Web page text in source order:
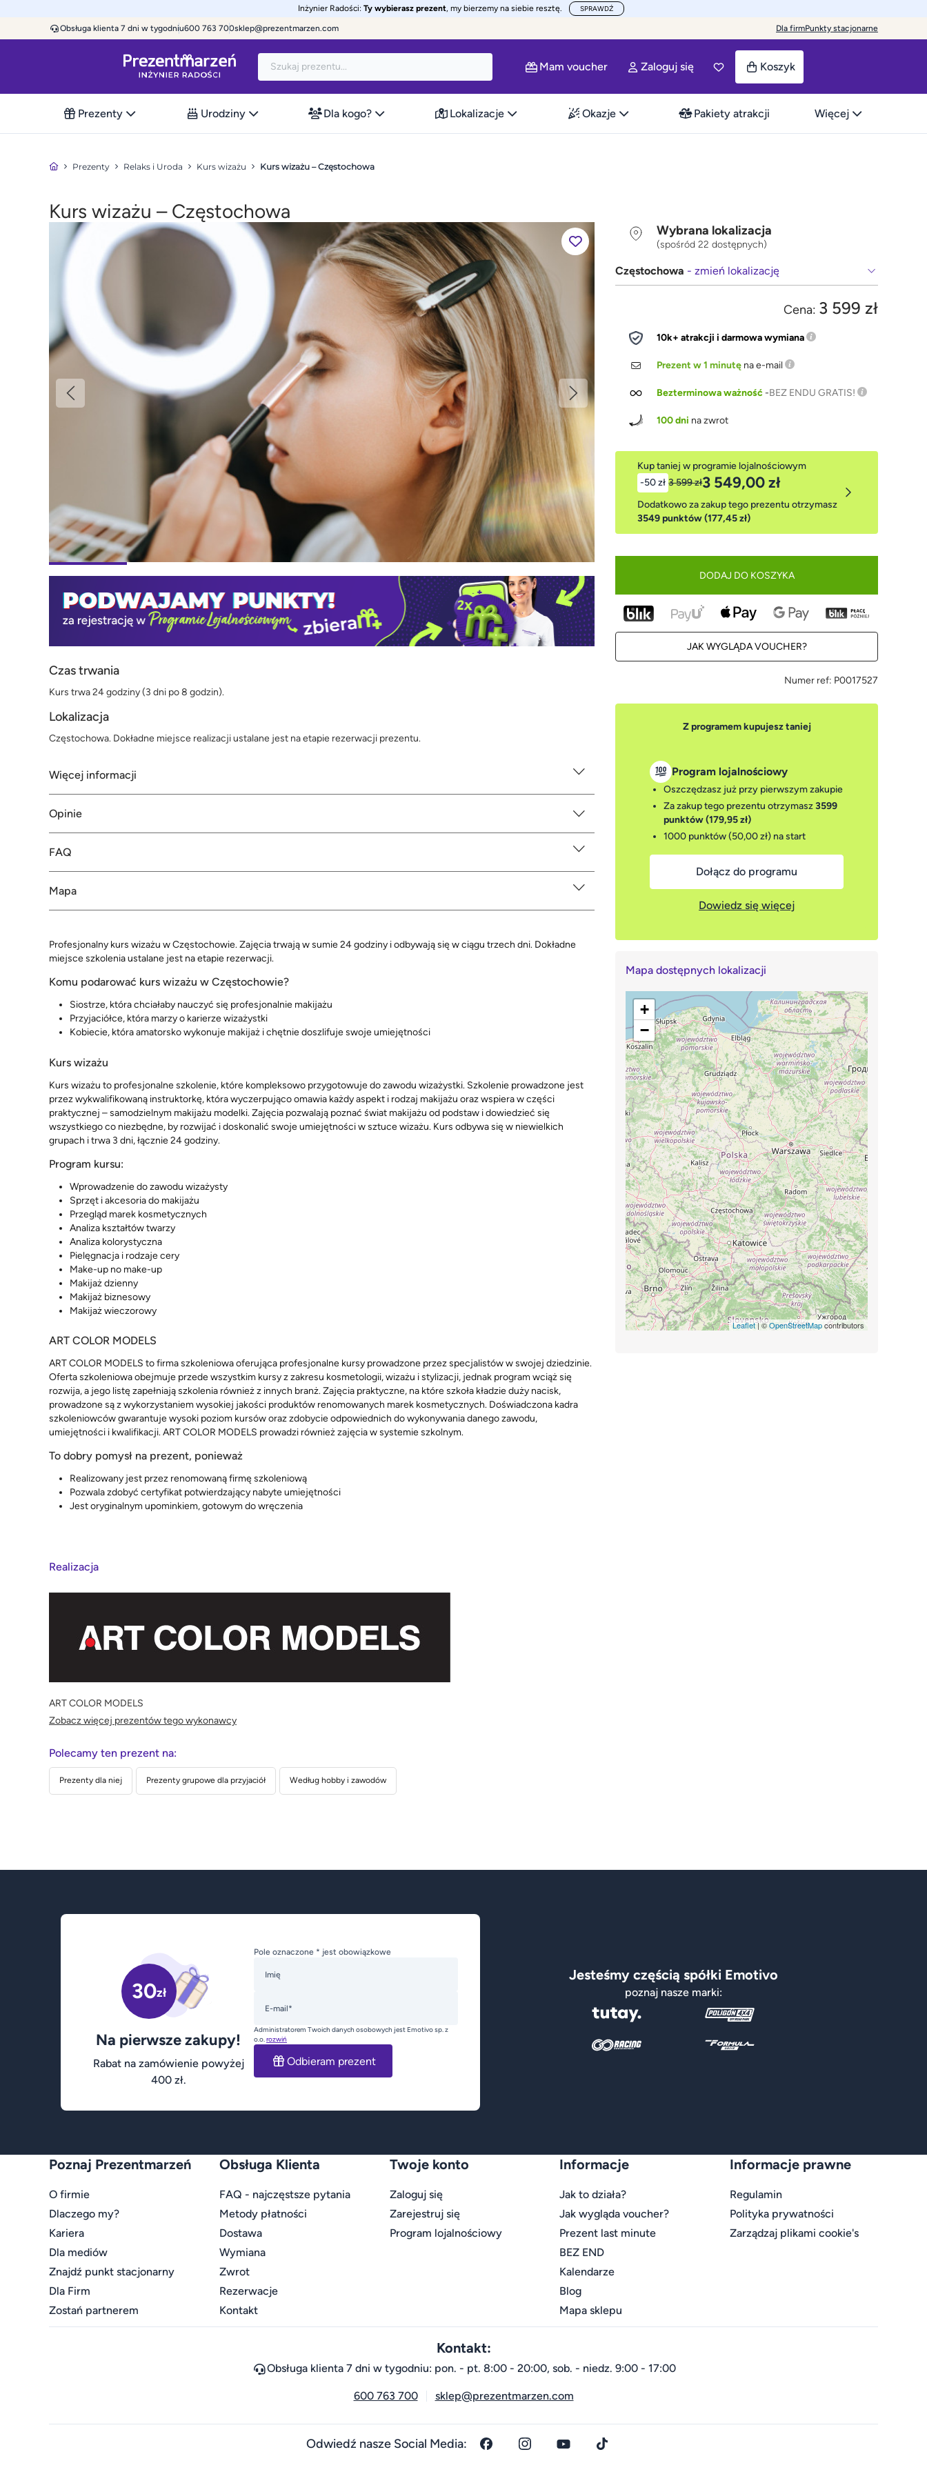
Inżynier Radości: Ty wybierasz prezent, my bierzemy na siebie resztę. SPRAWDŹ
Obsługa klienta 7 dni w tygodniu600 763 700sklep@prezentmarzen.com Dla firmPunkty stacjonarne
Mam voucher Zaloguj się Koszyk
Prezenty Urodziny Dla kogo? Lokalizacje Okazje Pakiety atrakcji Więcej
Prezenty Relaks i Uroda Kurs wizażu Kurs wizażu – Częstochowa
Kurs wizażu – Częstochowa
Czas trwania
Kurs trwa 24 godziny (3 dni po 8 godzin).
Lokalizacja
Częstochowa. Dokładne miejsce realizacji ustalane jest na etapie rezerwacji prezentu.
Więcej informacji
Opinie
FAQ
Mapa
Profesjonalny kurs wizażu w Częstochowie. Zajęcia trwają w sumie 24 godziny i odbywają się w ciągu trzech dni. Dokładne
miejsce szkolenia ustalane jest na etapie rezerwacji.
Komu podarować kurs wizażu w Częstochowie?
Siostrze, która chciałaby nauczyć się profesjonalnie makijażu
Przyjaciółce, która marzy o karierze wizażystki
Kobiecie, która amatorsko wykonuje makijaż i chętnie doszlifuje swoje umiejętności
Kurs wizażu
Kurs wizażu to profesjonalne szkolenie, które kompleksowo przygotowuje do zawodu wizażystki. Szkolenie prowadzone jest
przez wykwalifikowaną instruktorkę, która wyczerpująco omawia każdy aspekt i rodzaj makijażu oraz wspiera w części
praktycznej – samodzielnym makijażu modelki. Zajęcia pozwalają poznać świat makijażu od podstaw i dowiedzieć się
wszystkiego co niezbędne, by rozwijać i doskonalić swoje umiejętności w sztuce wizażu. Kurs odbywa się w niewielkich
grupach i trwa 3 dni, łącznie 24 godziny.
Program kursu:
Wprowadzenie do zawodu wizażysty
Sprzęt i akcesoria do makijażu
Przegląd marek kosmetycznych
Analiza kształtów twarzy
Analiza kolorystyczna
Pielęgnacja i rodzaje cery
Make-up no make-up
Makijaż dzienny
Makijaż biznesowy
Makijaż wieczorowy
ART COLOR MODELS
ART COLOR MODELS to firma szkoleniowa oferująca profesjonalne kursy prowadzone przez specjalistów w swojej dziedzinie.
Oferta szkoleniowa obejmuje przede wszystkim kursy z zakresu kosmetologii, wizażu i stylizacji, jednak program wciąż się
rozwija, a jego listę zapełniają szkolenia również z innych branż. Zajęcia praktyczne, na które szkoła kładzie duży nacisk,
prowadzone są z wykorzystaniem wysokiej jakości produktów renomowanych marek kosmetycznych. Doświadczona kadra
szkoleniowców gwarantuje wysoki poziom kursów oraz zdobycie odpowiednich do wykonywania danego zawodu,
umiejętności i kwalifikacji. ART COLOR MODELS prowadzi również zajęcia w systemie szkolnym.
To dobry pomysł na prezent, ponieważ
Realizowany jest przez renomowaną firmę szkoleniową
Pozwala zdobyć certyfikat potwierdzający nabyte umiejętności
Jest oryginalnym upominkiem, gotowym do wręczenia
Realizacja
ART COLOR MODELS
Zobacz więcej prezentów tego wykonawcy
Polecamy ten prezent na:
Prezenty dla niej Prezenty grupowe dla przyjaciół Według hobby i zawodów
Wybrana lokalizacja
(spośród 22 dostępnych)
Częstochowa - zmień lokalizację
Cena: 3 599 zł
10k+ atrakcji i darmowa wymiana
Prezent w 1 minutę na e-mail
Bezterminowa ważność-BEZ ENDU GRATIS!
100 dni na zwrot
Kup taniej w programie lojalnościowym
-50 zł 3 599 zł3 549,00 zł
Dodatkowo za zakup tego prezentu otrzymasz
3549 punktów (177,45 zł)
DODAJ DO KOSZYKA
JAK WYGLĄDA VOUCHER?
Numer ref: P0017527
Z programem kupujesz taniej
Program lojalnościowy
Oszczędzasz już przy pierwszym zakupie
Za zakup tego prezentu otrzymasz3599
punktów (179,95 zł)
1000 punktów (50,00 zł) na start
Dołącz do programu
Dowiedz się więcej
Mapa dostępnych lokalizacji
+
−
Leaflet| ©OpenStreetMapcontributors
30zł
Na pierwsze zakupy!
Rabat na zamówienie powyżej
400 zł.
Pole oznaczone * jest obowiązkowe
Imię
E-mail*
Administratorem Twoich danych osobowych jest Emotivo sp. z
o.o.rozwiń
Odbieram prezent
Jesteśmy częścią spółki Emotivo
poznaj nasze marki:
Poznaj Prezentmarzeń
O firmie
Dlaczego my?
Kariera
Dla mediów
Znajdź punkt stacjonarny
Dla Firm
Zostań partnerem
Obsługa Klienta
FAQ - najczęstsze pytania
Metody płatności
Dostawa
Wymiana
Zwrot
Rezerwacje
Kontakt
Twoje konto
Zaloguj się
Zarejestruj się
Program lojalnościowy
Informacje
Jak to działa?
Jak wygląda voucher?
Prezent last minute
BEZ END
Kalendarze
Blog
Mapa sklepu
Informacje prawne
Regulamin
Polityka prywatności
Zarządzaj plikami cookie's
Kontakt:
Obsługa klienta 7 dni w tygodniu: pon. - pt. 8:00 - 20:00, sob. - niedz. 9:00 - 17:00
600 763 700 sklep@prezentmarzen.com
Odwiedź nasze Social Media: